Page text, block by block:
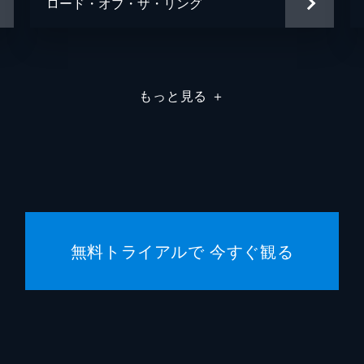
もっと見る ＋
無料トライアルで 今すぐ観る